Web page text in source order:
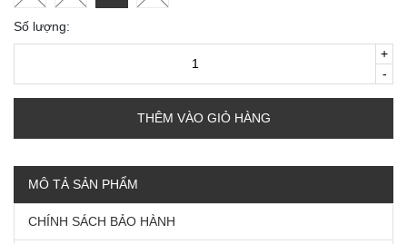
Số lượng:
-
+
THÊM VÀO GIỎ HÀNG
MÔ TẢ SẢN PHẨM
CHÍNH SÁCH BẢO HÀNH